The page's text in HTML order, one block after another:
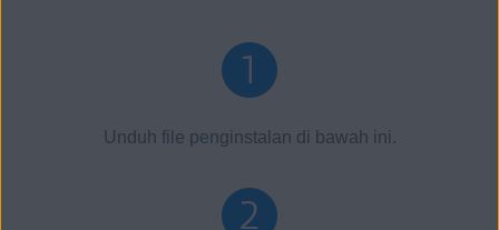
Unduh file penginstalan di bawah ini.